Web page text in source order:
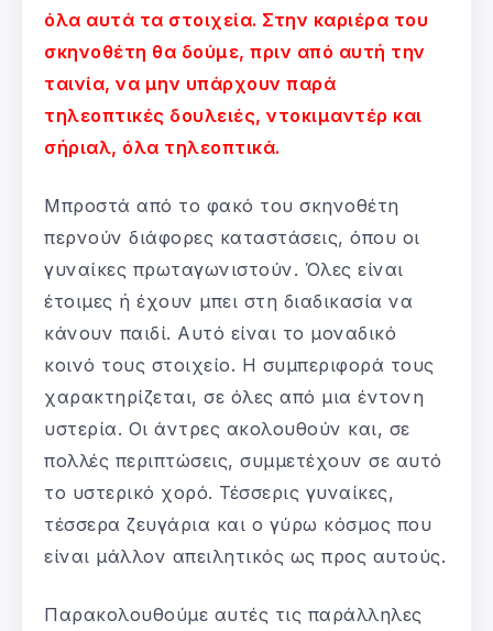
όλα αυτά τα στοιχεία. Στην καριέρα του
σκηνοθέτη θα δούμε, πριν από αυτή την
ταινία, να μην υπάρχουν παρά
τηλεοπτικές δουλειές, ντοκιμαντέρ και
σήριαλ, όλα τηλεοπτικά.
Μπροστά από το φακό του σκηνοθέτη
περνούν διάφορες καταστάσεις, όπου οι
γυναίκες πρωταγωνιστούν. Όλες είναι
έτοιμες ή έχουν μπει στη διαδικασία να
κάνουν παιδί. Αυτό είναι το μοναδικό
κοινό τους στοιχείο. Η συμπεριφορά τους
χαρακτηρίζεται, σε όλες από μια έντονη
υστερία. Οι άντρες ακολουθούν και, σε
πολλές περιπτώσεις, συμμετέχουν σε αυτό
το υστερικό χορό. Τέσσερις γυναίκες,
τέσσερα ζευγάρια και ο γύρω κόσμος που
είναι μάλλον απειλητικός ως προς αυτούς.
Παρακολουθούμε αυτές τις παράλληλες